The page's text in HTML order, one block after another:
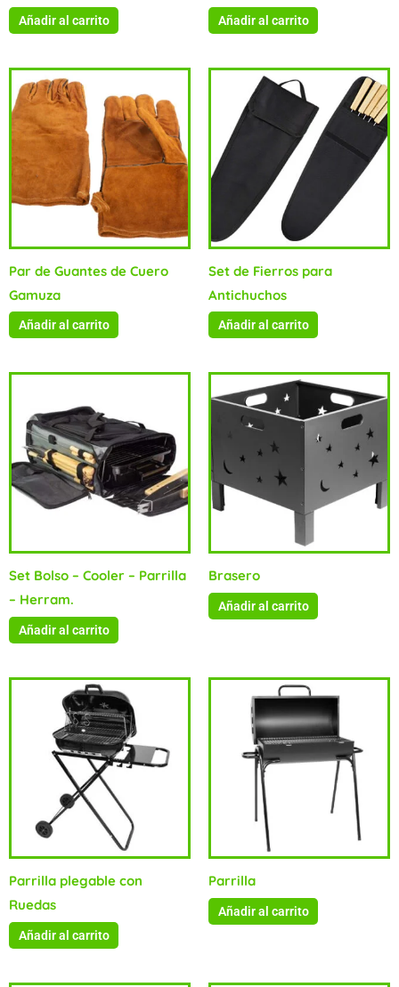
Añadir al carrito Añadir al carrito
Par de Guantes de Cuero
Gamuza
Añadir al carrito
Set de Fierros para
Antichuchos
Añadir al carrito
Set Bolso – Cooler – Parrilla
– Herram.
Añadir al carrito
Brasero
Añadir al carrito
Parrilla plegable con
Ruedas
Añadir al carrito
Parrilla
Añadir al carrito